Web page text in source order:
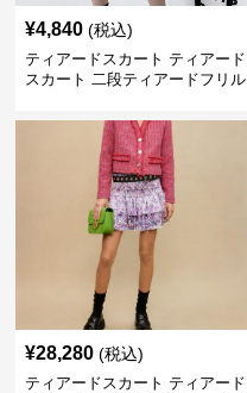
¥4,840 (税込)
ティアードスカート ティアード
スカート 二段ティアードフリル
¥28,280 (税込)
ティアードスカート ティアード